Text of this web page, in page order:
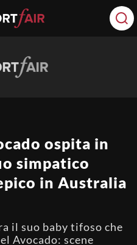
ospita in
simpatico
in Australia
il suo baby tifoso che
Avocado: scene